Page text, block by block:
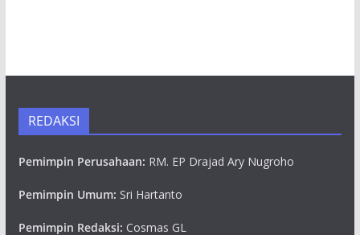
REDAKSI
Pemimpin Perusahaan: RM. EP Drajad Ary Nugroho
Pemimpin Umum: Sri Hartanto
Pemimpin Redaksi: Cosmas GL